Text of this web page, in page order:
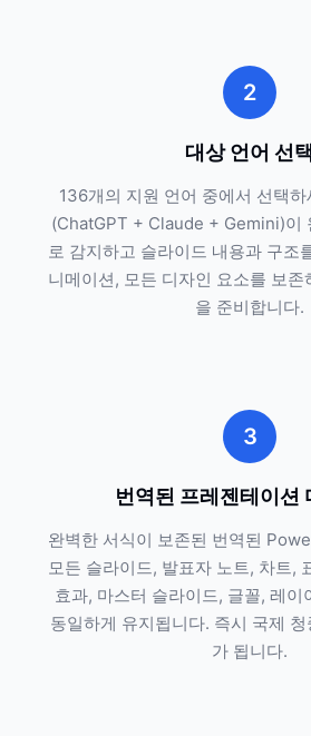
2
대상 언어 선택
136개의 지원 언어 중에서 선택
(ChatGPT + Claude + Gemini)이
로 감지하고 슬라이드 내용과 구조
니메이션, 모든 디자인 요소를 보존
을 준비합니다.
3
번역된 프레젠테이션
완벽한 서식이 보존된 번역된
모든 슬라이드, 발표자 노트, 차트,
효과, 마스터 슬라이드, 글꼴, 레이
동일하게 유지됩니다. 즉시 국제
가 됩니다.